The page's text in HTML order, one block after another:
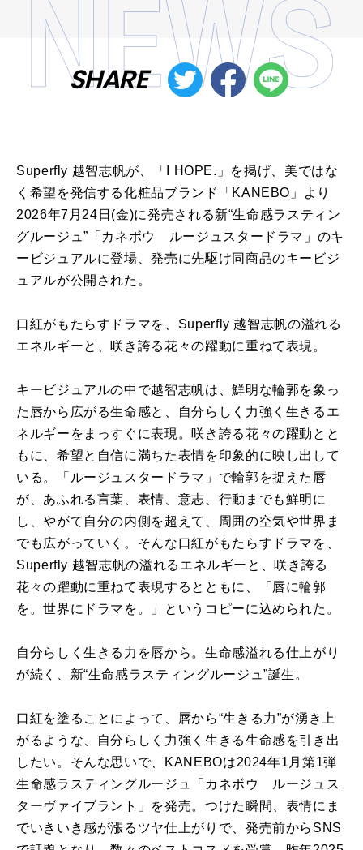
SHARE
Superfly 越智志帆が、「I HOPE.」を掲げ、美ではな
く希望を発信する化粧品ブランド「KANEBO」より
2026年7月24日(金)に発売される新“生命感ラスティン
グルージュ”「カネボウ ルージュスタードラマ」のキ
ービジュアルに登場、発売に先駆け同商品のキービジ
ュアルが公開された。
口紅がもたらすドラマを、Superfly 越智志帆の溢れる
エネルギーと、咲き誇る花々の躍動に重ねて表現。
キービジュアルの中で越智志帆は、鮮明な輪郭を象っ
た唇から広がる生命感と、自分らしく力強く生きるエ
ネルギーをまっすぐに表現。咲き誇る花々の躍動とと
もに、希望と自信に満ちた表情を印象的に映し出して
いる。「ルージュスタードラマ」で輪郭を捉えた唇
が、あふれる言葉、表情、意志、行動までも鮮明に
し、やがて自分の内側を超えて、周囲の空気や世界ま
でも広がっていく。そんな口紅がもたらすドラマを、
Superfly 越智志帆の溢れるエネルギーと、咲き誇る
花々の躍動に重ねて表現するとともに、「唇に輪郭
を。世界にドラマを。」というコピーに込められた。
自分らしく生きる力を唇から。生命感溢れる仕上がり
が続く、新“生命感ラスティングルージュ”誕生。
口紅を塗ることによって、唇から“生きる力”が湧き上
がるような、自分らしく力強く生きる生命感を引き出
したい。そんな思いで、KANEBOは2024年1月第1弾
生命感ラスティングルージュ「カネボウ ルージュス
ターヴァイブラント」を発売。つけた瞬間、表情にま
でいきいき感が漲るツヤ仕上がりで、発売前からSNS